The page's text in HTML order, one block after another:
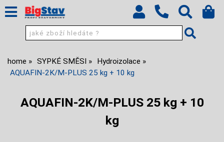
home SYPKÉ SMĚSI
Hydroizolace
AQUAFIN-2K/M-PLUS 25 kg + 10 kg
AQUAFIN-2K/M-PLUS 25 kg + 10
kg